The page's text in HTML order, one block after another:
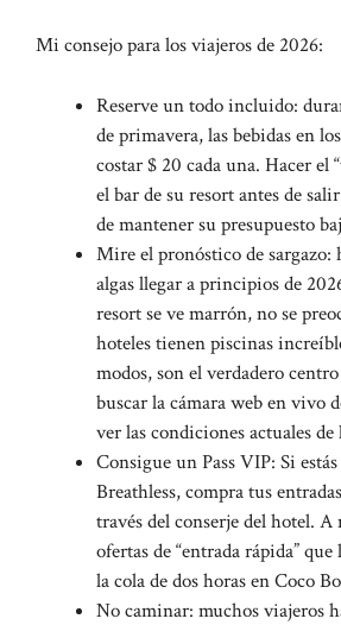
Mi consejo para los viajeros de 2026:
Reserve un todo incluido:
de primavera, las bebidas en
costar $ 20 cada una. Hacer el
el bar de su resort antes de
de mantener su presupuesto
Mire el pronóstico de sargazo:
algas llegar a principios de
resort se ve marrón, no se
hoteles tienen piscinas
modos, son el verdadero
buscar la cámara web en vivo
ver las condiciones actuales de
Consigue un Pass VIP: Si
Breathless, compra tus
través del conserje del hotel.
ofertas de “entrada rápida”
la cola de dos horas en Coco
No caminar: muchos viajeros